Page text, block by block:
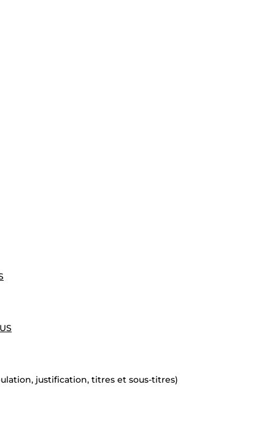
justification, titres et sous-titres)